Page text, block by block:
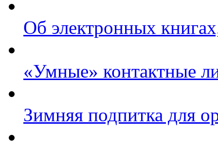
Об электронных
«Умные» контактные
Зимняя подпитка для